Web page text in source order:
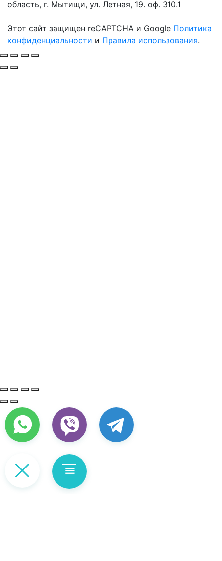
область, г. Мытищи, ул. Летная, 19. оф. 310.1
Этот сайт защищен reCAPTCHA и Google Политика
конфиденциальности и Правила использования.